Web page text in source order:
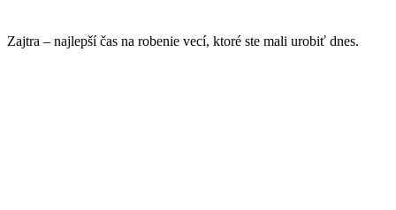
Zajtra – najlepší čas na robenie vecí, ktoré ste mali urobiť dnes.